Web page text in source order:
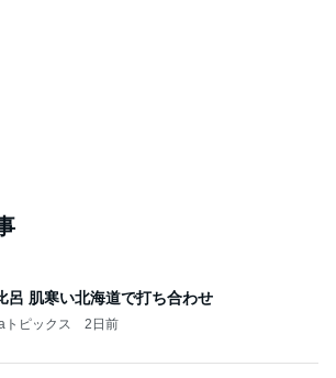
呂 肌寒い北海道で打ち合わせ
トピックス 2日前